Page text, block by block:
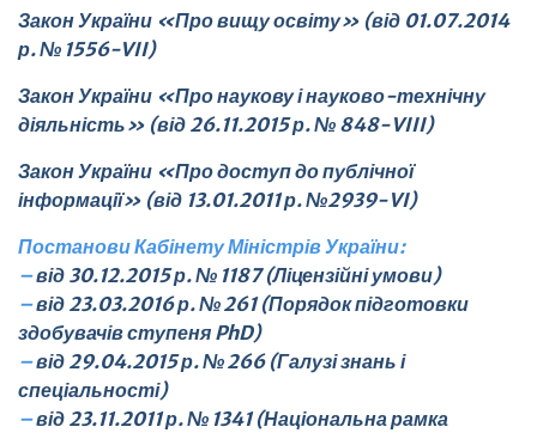
Закон України «Про вищу освіту» (від 01.07.2014
р. № 1556-VII)
Закон України «Про наукову і науково-технічну
діяльність» (від 26.11.2015 р. № 848-VIII)
Закон України «Про доступ до публічної
інформації» (від 13.01.2011 р. №2939-VI)
Постанови Кабінету Міністрів України:
–від 30.12.2015 р. № 1187 (Ліцензійні умови)
–від 23.03.2016 р. № 261 (Порядок підготовки
здобувачів ступеня PhD)
–від 29.04.2015 р. № 266 (Галузі знань і
спеціальності)
–від 23.11.2011 р. № 1341 (Національна рамка